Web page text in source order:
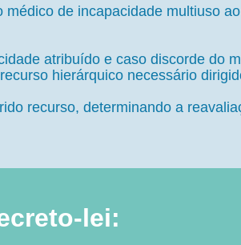
de incapacidade multiuso
atribuído e caso discorde do
hierárquico necessário
recurso, determinando a
lei: